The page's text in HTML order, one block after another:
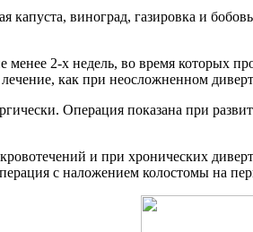
капуста, виноград, газировка и
менее 2-х недель, во время которых
как при неосложненном
Операция показана при
и при хронических
с наложением колостомы на